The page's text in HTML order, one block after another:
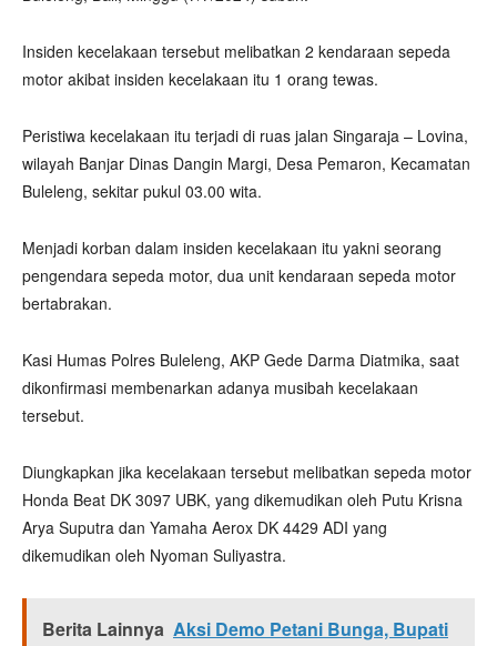
Insiden kecelakaan tersebut melibatkan 2 kendaraan sepeda
motor akibat insiden kecelakaan itu 1 orang tewas.
Peristiwa kecelakaan itu terjadi di ruas jalan Singaraja – Lovina,
wilayah Banjar Dinas Dangin Margi, Desa Pemaron, Kecamatan
Buleleng, sekitar pukul 03.00 wita.
Menjadi korban dalam insiden kecelakaan itu yakni seorang
pengendara sepeda motor, dua unit kendaraan sepeda motor
bertabrakan.
Kasi Humas Polres Buleleng, AKP Gede Darma Diatmika, saat
dikonfirmasi membenarkan adanya musibah kecelakaan
tersebut.
Diungkapkan jika kecelakaan tersebut melibatkan sepeda motor
Honda Beat DK 3097 UBK, yang dikemudikan oleh Putu Krisna
Arya Suputra dan Yamaha Aerox DK 4429 ADI yang
dikemudikan oleh Nyoman Suliyastra.
Berita Lainnya Aksi Demo Petani Bunga, Bupati